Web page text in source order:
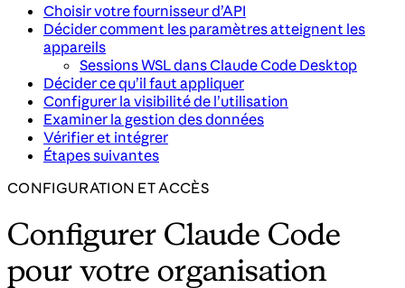
Choisir votre fournisseur d’API
Décider comment les paramètres atteignent les
appareils
Sessions WSL dans Claude Code Desktop
Décider ce qu’il faut appliquer
Configurer la visibilité de l’utilisation
Examiner la gestion des données
Vérifier et intégrer
Étapes suivantes
CONFIGURATION ET ACCÈS
Configurer Claude Code
pour votre organisation